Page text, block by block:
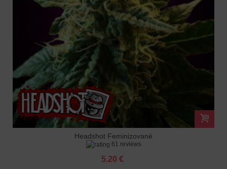
Headshot Feminizované
61 reviews
5.20 €